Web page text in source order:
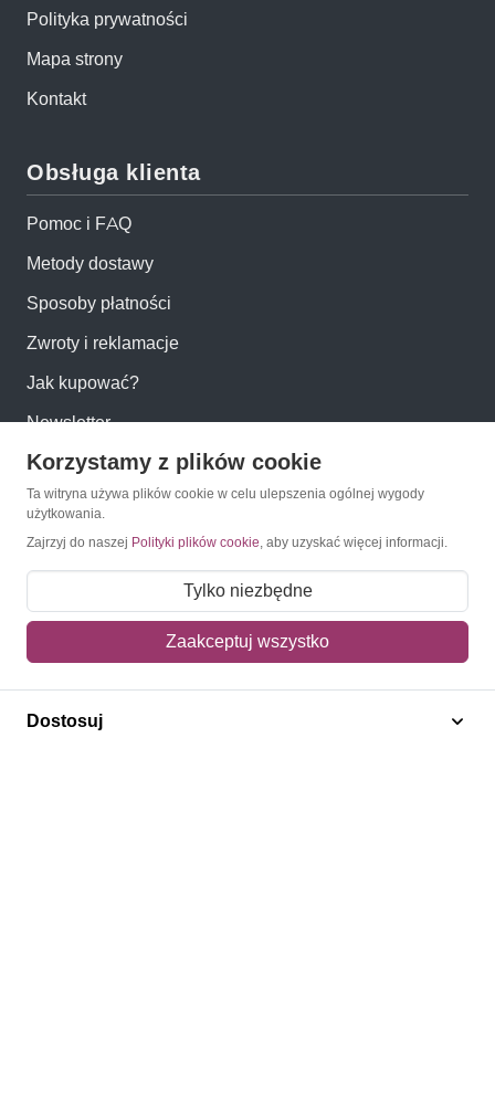
Polityka prywatności
Mapa strony
Kontakt
Obsługa klienta
Pomoc i FAQ
Metody dostawy
Sposoby płatności
Zwroty i reklamacje
Jak kupować?
Newsletter
Konto
Moje konto
Mój koszyk
Adres dostawy
Korzystamy z plików cookie
Ta witryna używa plików cookie w celu ulepszenia ogólnej wygody
użytkowania.
Zajrzyj do naszej Polityki plików cookie, aby uzyskać więcej informacji.
Tylko niezbędne
Zaakceptuj wszystko
Dostosuj